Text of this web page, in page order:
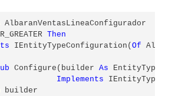
AlbaranVentasLineaConfigurador
Then
IEntityTypeConfiguration(Of
Configure(builder As
Implements
builder